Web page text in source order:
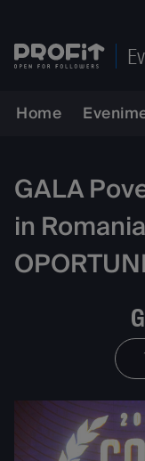
Home
GALA
in Romania